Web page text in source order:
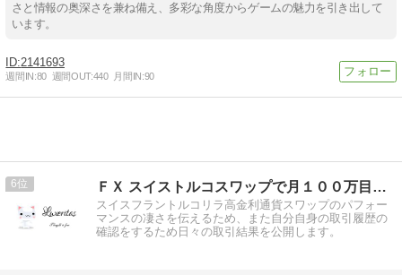
さと情報の奥深さを兼ね備え、多彩な角度からゲームの魅力を引き出して
います。
2141693
週間IN:80 週間OUT:440 月間IN:90
6 ＦＸ スイストルコスワップで月１００万目指します！
スイスフラントルコリラ高金利通貨スワップのパフォー
マンスの凄さを伝えるため、また自分自身の取引履歴の
確認をするため日々の取引結果を公開します。